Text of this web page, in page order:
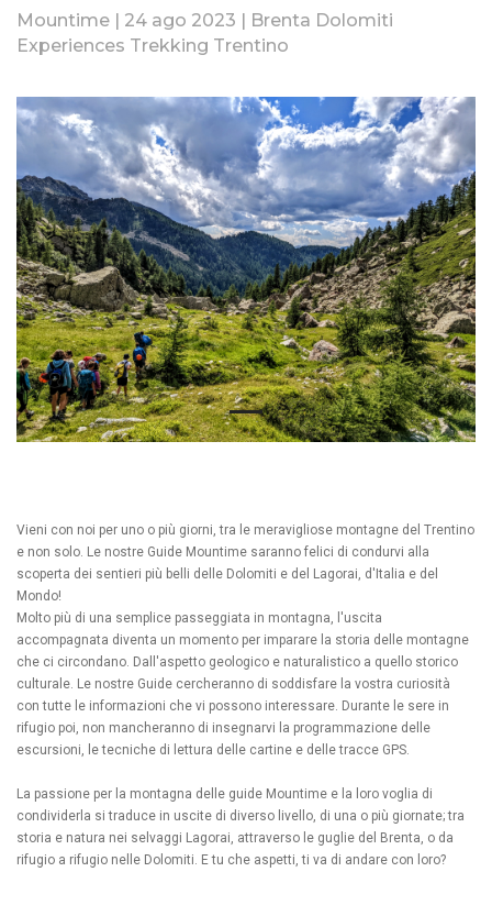
Mountime | 24 ago 2023 | Brenta Dolomiti
Experiences Trekking Trentino
Vieni con noi per uno o più giorni, tra le meravigliose montagne del Trentino
e non solo. Le nostre Guide Mountime saranno felici di condurvi alla
scoperta dei sentieri più belli delle Dolomiti e del Lagorai, d'Italia e del
Mondo!
Molto più di una semplice passeggiata in montagna, l'uscita
accompagnata diventa un momento per imparare la storia delle montagne
che ci circondano. Dall'aspetto geologico e naturalistico a quello storico
culturale. Le nostre Guide cercheranno di soddisfare la vostra curiosità
con tutte le informazioni che vi possono interessare. Durante le sere in
rifugio poi, non mancheranno di insegnarvi la programmazione delle
escursioni, le tecniche di lettura delle cartine e delle tracce GPS.
La passione per la montagna delle guide Mountime e la loro voglia di
condividerla si traduce in uscite di diverso livello, di una o più giornate; tra
storia e natura nei selvaggi Lagorai, attraverso le guglie del Brenta, o da
rifugio a rifugio nelle Dolomiti. E tu che aspetti, ti va di andare con loro?